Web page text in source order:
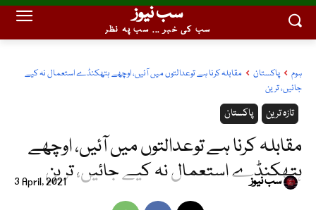
سب نیوز
سب کی خبر ... سب پہ نظر
ہوم پاکستان
مقابلہ کرنا ہے توعدالتوں میں آئیں، اوچھے ہتھکنڈے استعمال نہ کیے
جائیں، ترین
پاکستان تازہ ترین
مقابلہ کرنا ہے توعدالتوں میں آئیں، اوچھے
ہتھکنڈے استعمال نہ کیے جائیں، ترین3 April, 2021 سب نیوز